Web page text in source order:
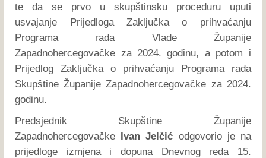
te da se prvo u skupštinsku proceduru uputi
usvajanje Prijedloga Zaključka o prihvaćanju
Programa rada Vlade Županije
Zapadnohercegovačke za 2024. godinu, a potom i
Prijedlog Zaključka o prihvaćanju Programa rada
Skupštine Županije Zapadnohercegovačke za 2024.
godinu.
Predsjednik Skupštine Županije
Zapadnohercegovačke Ivan Jelčić odgovorio je na
prijedloge izmjena i dopuna Dnevnog reda 15.